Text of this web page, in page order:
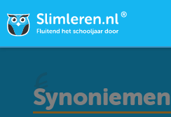
Synoniemen